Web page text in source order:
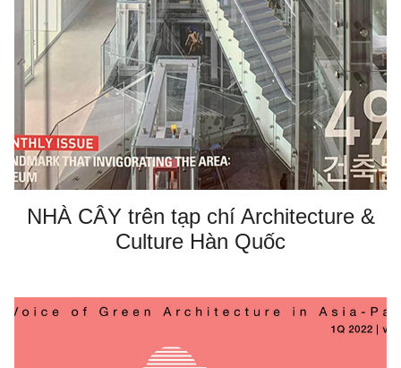
NHÀ CÂY trên tạp chí Architecture &
Culture Hàn Quốc